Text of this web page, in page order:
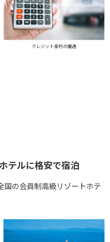
クレジット金利の優遇
テルに格安で宿泊
国の会員制高級リゾートホテ